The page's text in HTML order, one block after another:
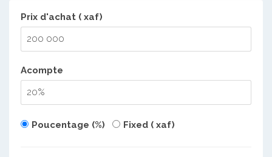
Prix d'achat ( xaf)
Acompte
Poucentage (%) Fixed ( xaf)